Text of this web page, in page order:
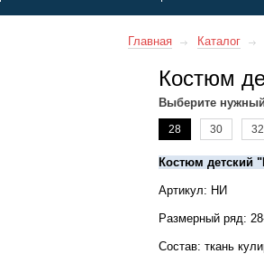
Главная Каталог
Костюм
Выберите
28 30 32
Костюм детский
Артикул: НИ
Размерный ряд:
Состав: ткань